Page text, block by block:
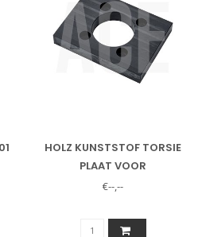
HOLZ KUNSTSTOF TORSIE
PLAAT VOOR
HYDRAULIEKMOTOR
€--,--